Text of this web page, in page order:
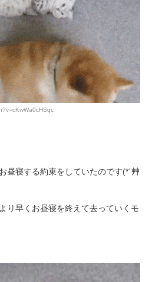
昼寝する約束をしていたのです(*´艸
り早くお昼寝を終えて去っていくモ
をダウンロード済みの方
プリで開く